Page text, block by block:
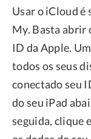
Usar o iCloud é
My. Basta abrir
ID da Apple.
todos os seus
conectado seu
do seu iPad
seguida, clique